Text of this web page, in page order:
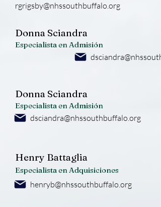
rgrigsby@nhssouthbuffalo.org
Donna Sciandra
Especialista en Admisión
Donna Sciandra
Especialista en Admisión
dsciandra@nhssouthbuffalo.org
Henry Battaglia
Especialista en Adquisiciones
henryb@nhssouthbuffalo.org